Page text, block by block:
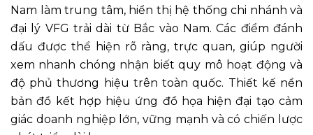
Nam làm trung tâm, hiển thị hệ thống chi nhánh và
đại lý VFG trải dài từ Bắc vào Nam. Các điểm đánh
dấu được thể hiện rõ ràng, trực quan, giúp người
xem nhanh chóng nhận biết quy mô hoạt động và
độ phủ thương hiệu trên toàn quốc. Thiết kế nền
bản đồ kết hợp hiệu ứng đồ họa hiện đại tạo cảm
giác doanh nghiệp lớn, vững mạnh và có chiến lược